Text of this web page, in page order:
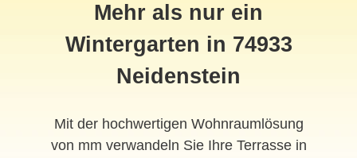
Mehr als nur ein
Wintergarten in 74933
Neidenstein
Mit der hochwertigen Wohnraumlösung
von mm verwandeln Sie Ihre Terrasse in